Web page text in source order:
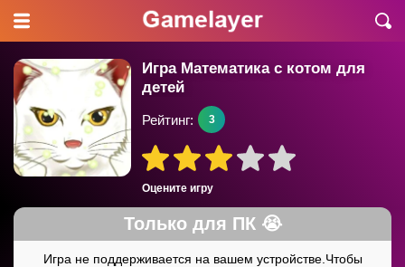
Игра Математика с котом для
детей
Оцените игру
Рейтинг: 3